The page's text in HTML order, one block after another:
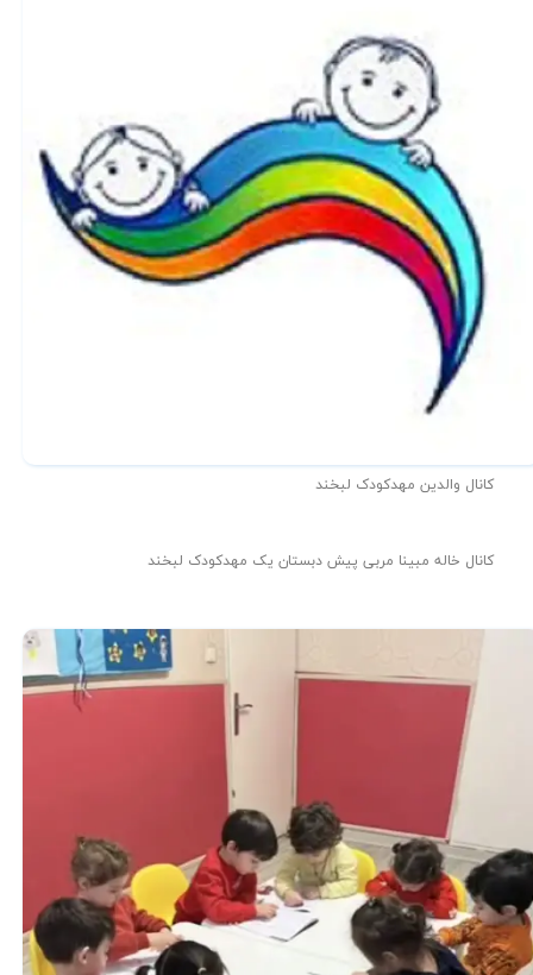
کانال والدین مهدکودک لبخند
کانال خاله مبینا مربی پیش دبستان یک مهدکودک لبخند